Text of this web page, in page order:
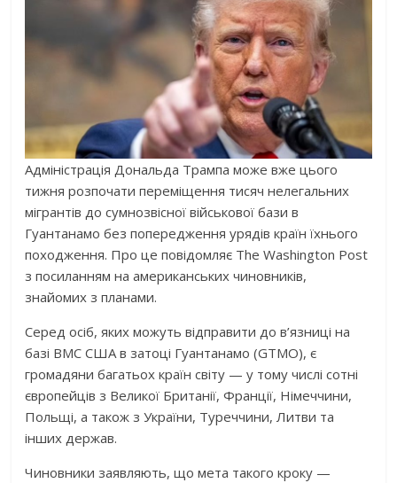
Адміністрація Дональда Трампа може вже цього
тижня розпочати переміщення тисяч нелегальних
мігрантів до сумнозвісної військової бази в
Гуантанамо без попередження урядів країн їхнього
походження. Про це повідомляє The Washington Post
з посиланням на американських чиновників,
знайомих з планами.
Серед осіб, яких можуть відправити до в’язниці на
базі ВМС США в затоці Гуантанамо (GTMO), є
громадяни багатьох країн світу — у тому числі сотні
європейців з Великої Британії, Франції, Німеччини,
Польщі, а також з України, Туреччини, Литви та
інших держав.
Чиновники заявляють, що мета такого кроку —